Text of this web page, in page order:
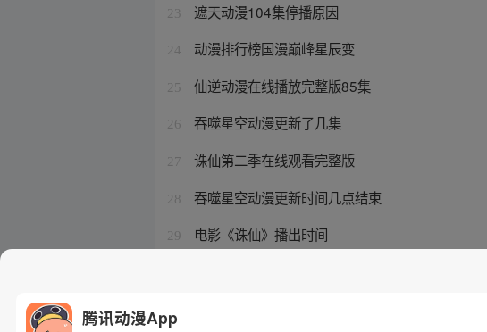
23 遮天动漫104集停播原因
24 动漫排行榜国漫巅峰星辰变
25 仙逆动漫在线播放完整版85集
26 吞噬星空动漫更新了几集
27 诛仙第二季在线观看完整版
28 吞噬星空动漫更新时间几点结束
29 电影《诛仙》播出时间
腾讯动漫App